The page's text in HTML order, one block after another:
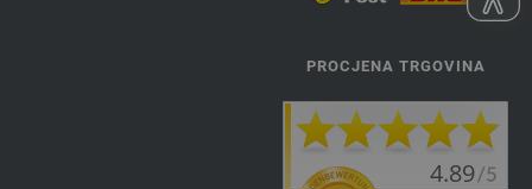
PROCJENA TRGOVINA